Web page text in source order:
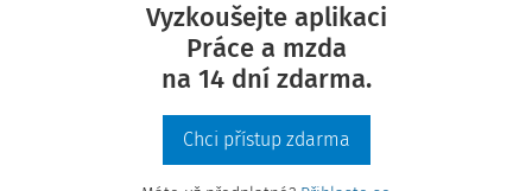
Vyzkoušejte aplikaci
Práce a mzda
na 14 dní zdarma.
Chci přístup zdarma